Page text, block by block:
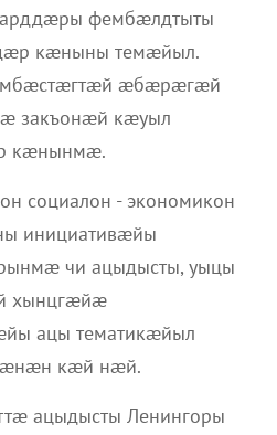
фембæлдтыты
кæныны темæйыл.
æбæрæгæй
закъонæй кæуыл
кæнынмæ.
социалон - экономикон
инициативæйы
чи ацыдысты, уыцы
хынцгæйæ
ацы тематикæйыл
кæй нæй.
ацыдысты Ленингоры